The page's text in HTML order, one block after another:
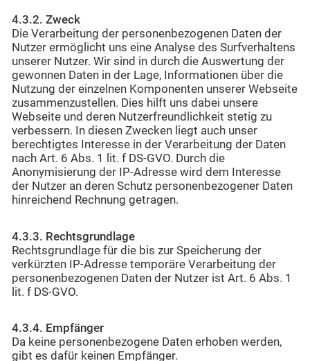
4.3.2. Zweck
Die Verarbeitung der personenbezogenen Daten der
Nutzer ermöglicht uns eine Analyse des Surfverhaltens
unserer Nutzer. Wir sind in durch die Auswertung der
gewonnen Daten in der Lage, Informationen über die
Nutzung der einzelnen Komponenten unserer Webseite
zusammenzustellen. Dies hilft uns dabei unsere
Webseite und deren Nutzerfreundlichkeit stetig zu
verbessern. In diesen Zwecken liegt auch unser
berechtigtes Interesse in der Verarbeitung der Daten
nach Art. 6 Abs. 1 lit. f DS-GVO. Durch die
Anonymisierung der IP-Adresse wird dem Interesse
der Nutzer an deren Schutz personenbezogener Daten
hinreichend Rechnung getragen.
4.3.3. Rechtsgrundlage
Rechtsgrundlage für die bis zur Speicherung der
verkürzten IP-Adresse temporäre Verarbeitung der
personenbezogenen Daten der Nutzer ist Art. 6 Abs. 1
lit. f DS-GVO.
4.3.4. Empfänger
Da keine personenbezogene Daten erhoben werden,
gibt es dafür keinen Empfänger.